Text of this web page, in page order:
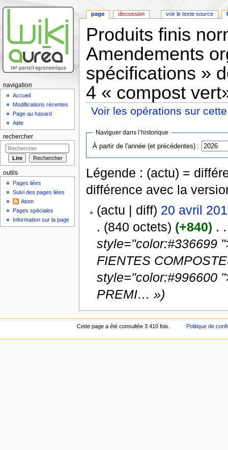
Produits finis
Amendements
spécifications »
4 « compost
Voir les opérations sur
Naviguer dans l’historique
À partir de l'année (et précédentes) :
Légende : (actu) =
différence avec la
(actu | diff) 20 avril
. (840 octets) (+840) . .
style="color:#336699
FIENTES
style="color:#996600
PREMI… »)
page discussion voir le texte source
navigation
Accueil
Modifications récentes
Page au hasard
Aide
rechercher
outils
Pages liées
Suivi des pages liées
Atom
Pages spéciales
Information sur la page
Cette page a été consultée 3 410 fois. Politique de